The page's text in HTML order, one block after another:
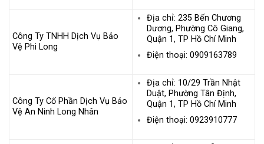
Công Ty TNHH Dịch Vụ Bảo
Vệ Phi Long
Địa chỉ: 235 Bến Chương
Dương, Phường Cô Giang,
Quận 1, TP Hồ Chí Minh
Điện thoại: 0909163789
Công Ty Cổ Phần Dịch Vụ Bảo
Vệ An Ninh Long Nhân
Địa chỉ: 10/29 Trần Nhật
Duật, Phường Tân Định,
Quận 1, TP Hồ Chí Minh
Điện thoại: 0923910777